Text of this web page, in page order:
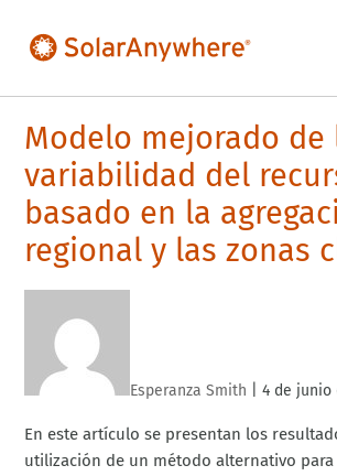
Modelo mejorado de
variabilidad del
basado en la
regional y las zonas
Esperanza Smith |4 de junio
En este artículo se presentan los
utilización de un método alternativo para